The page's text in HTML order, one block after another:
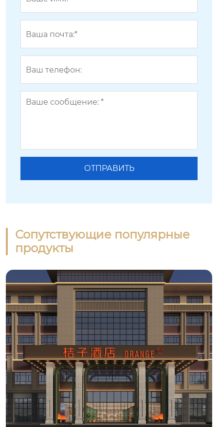
Сопутствующие популярные
продукты